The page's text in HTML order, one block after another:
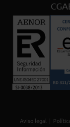
Aviso legal